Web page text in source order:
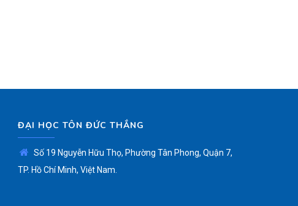
ĐẠI HỌC TÔN ĐỨC THẮNG
Số 19 Nguyễn Hữu Thọ, Phường Tân Phong, Quận 7,
TP. Hồ Chí Minh, Việt Nam.